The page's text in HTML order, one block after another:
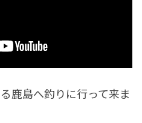
鹿島へ釣りに行って来ま